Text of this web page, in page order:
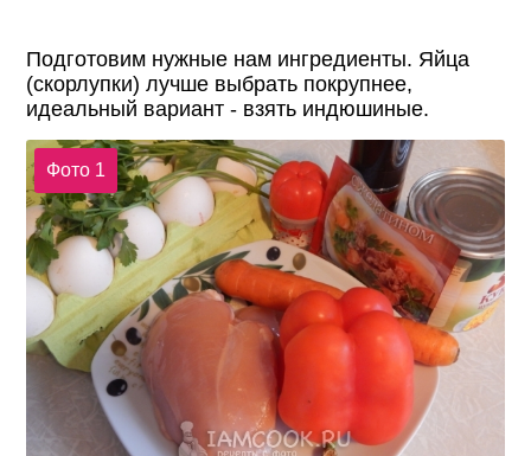
Подготовим нужные нам ингредиенты. Яйца
(скорлупки) лучше выбрать покрупнее,
идеальный вариант - взять индюшиные.
Фото 1